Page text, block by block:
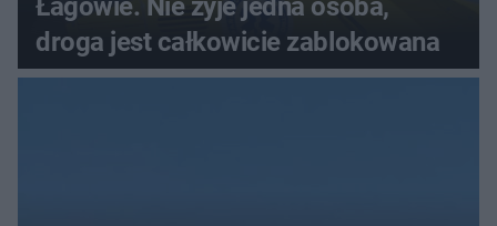
Łagowie. Nie żyje jedna osoba,
droga jest całkowicie zablokowana